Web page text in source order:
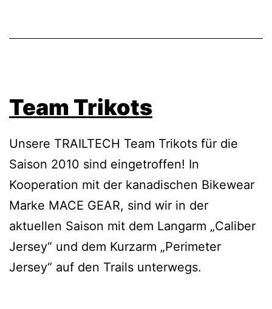
Team Trikots
Unsere TRAILTECH Team Trikots für die
Saison 2010 sind eingetroffen! In
Kooperation mit der kanadischen Bikewear
Marke MACE GEAR, sind wir in der
aktuellen Saison mit dem Langarm „Caliber
Jersey“ und dem Kurzarm „Perimeter
Jersey“ auf den Trails unterwegs.